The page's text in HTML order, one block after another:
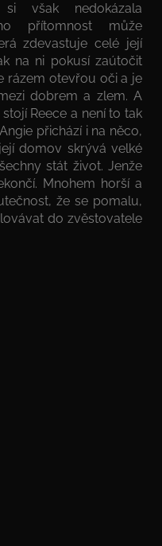
však nedokázala
přítomnost může
zdevastuje celé její
na ni pokusí zaútočit
rázem otevřou oči a je
dobrem a zlem. A
Reece a není to tak
přichází i na něco,
domov skrývá velké
stát život. Jenže
Mnohem horší a
že se pomalu,
do zvěstovatele